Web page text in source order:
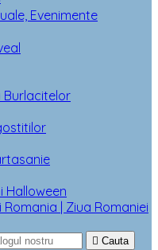
Evenimente
Burlacitelor
Halloween
Romania | Ziua Romaniei
 Cauta